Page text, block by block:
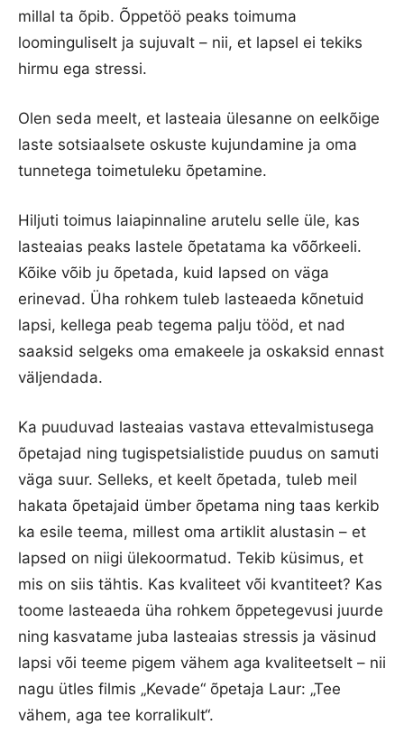
millal ta õpib. Õppetöö peaks toimuma
loominguliselt ja sujuvalt – nii, et lapsel ei tekiks
hirmu ega stressi.
Olen seda meelt, et lasteaia ülesanne on eelkõige
laste sotsiaalsete oskuste kujundamine ja oma
tunnetega toimetuleku õpetamine.
Hiljuti toimus laiapinnaline arutelu selle üle, kas
lasteaias peaks lastele õpetatama ka võõrkeeli.
Kõike võib ju õpetada, kuid lapsed on väga
erinevad. Üha rohkem tuleb lasteaeda kõnetuid
lapsi, kellega peab tegema palju tööd, et nad
saaksid selgeks oma emakeele ja oskaksid ennast
väljendada.
Ka puuduvad lasteaias vastava ettevalmistusega
õpetajad ning tugispetsialistide puudus on samuti
väga suur. Selleks, et keelt õpetada, tuleb meil
hakata õpetajaid ümber õpetama ning taas kerkib
ka esile teema, millest oma artiklit alustasin – et
lapsed on niigi ülekoormatud. Tekib küsimus, et
mis on siis tähtis. Kas kvaliteet või kvantiteet? Kas
toome lasteaeda üha rohkem õppetegevusi juurde
ning kasvatame juba lasteaias stressis ja väsinud
lapsi või teeme pigem vähem aga kvaliteetselt – nii
nagu ütles filmis „Kevade“ õpetaja Laur: „Tee
vähem, aga tee korralikult“.